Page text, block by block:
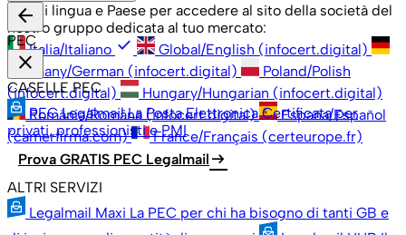
Scegli lingua e Paese per accedere al sito della società del
nostro gruppo dedicata al tuo mercato:
Italia/Italiano check
Global/English (infocert.digital)
Germany/German (infocert.digital)
Poland/Polish
(infocert.digital)
Hungary/Hungarian (infocert.digital)
România/Română (infocert.digital)
España/Español
(camerfirma.com)
France/Français (certeurope.fr)
arrow_back
PEC
close
CASELLE PEC
PEC Legalmail La Posta Elettronica Certificata per
privati, professionisti e PMI
Prova GRATIS PEC Legalmail arrow_right_alt
ALTRI SERVIZI
Legalmail Maxi La PEC per chi ha bisogno di tanti GB e